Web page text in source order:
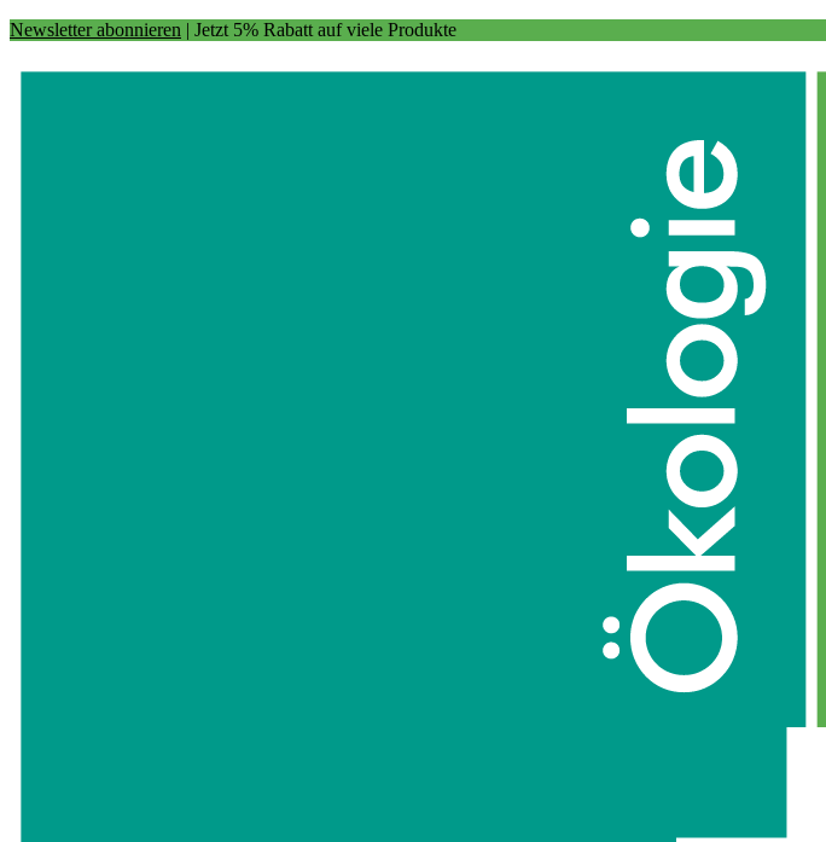
Newsletter abonnieren | Jetzt 5% Rabatt auf viele Produkte